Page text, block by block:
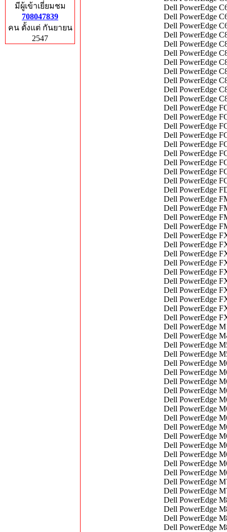
มีผู้เข้าเยี่ยมชม
708047839
คน ตั้งแต่ กันยายน
2547
Dell PowerEdge
Dell PowerEdge
Dell PowerEdge
Dell PowerEdge
Dell PowerEdge
Dell PowerEdge
Dell PowerEdge
Dell PowerEdge
Dell PowerEdge
Dell PowerEdge
Dell PowerEdge
Dell PowerEdge
Dell PowerEdge
Dell PowerEdge
Dell PowerEdge
Dell PowerEdge
Dell PowerEdge
Dell PowerEdge
Dell PowerEdge
Dell PowerEdge
Dell PowerEdge
Dell PowerEdge
Dell PowerEdge
Dell PowerEdge
Dell PowerEdge
Dell PowerEdge
Dell PowerEdge
Dell PowerEdge
Dell PowerEdge
Dell PowerEdge
Dell PowerEdge
Dell PowerEdge
Dell PowerEdge
Dell PowerEdge
Dell PowerEdge
Dell PowerEdge
Dell PowerEdge
Dell PowerEdge
Dell PowerEdge
Dell PowerEdge
Dell PowerEdge
Dell PowerEdge
Dell PowerEdge
Dell PowerEdge
Dell PowerEdge
Dell PowerEdge
Dell PowerEdge
Dell PowerEdge
Dell PowerEdge
Dell PowerEdge
Dell PowerEdge
Dell PowerEdge
Dell PowerEdge
Dell PowerEdge
Dell PowerEdge
Dell PowerEdge
Dell PowerEdge
Dell PowerEdge